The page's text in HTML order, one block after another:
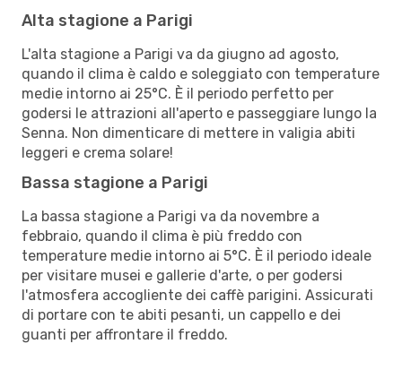
Alta stagione a Parigi
L'alta stagione a Parigi va da giugno ad agosto,
quando il clima è caldo e soleggiato con temperature
medie intorno ai 25°C. È il periodo perfetto per
godersi le attrazioni all'aperto e passeggiare lungo la
Senna. Non dimenticare di mettere in valigia abiti
leggeri e crema solare!
Bassa stagione a Parigi
La bassa stagione a Parigi va da novembre a
febbraio, quando il clima è più freddo con
temperature medie intorno ai 5°C. È il periodo ideale
per visitare musei e gallerie d'arte, o per godersi
l'atmosfera accogliente dei caffè parigini. Assicurati
di portare con te abiti pesanti, un cappello e dei
guanti per affrontare il freddo.